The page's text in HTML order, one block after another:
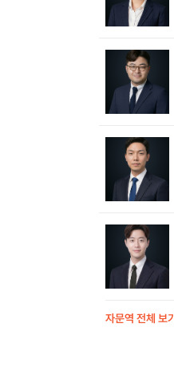
자문역 전체 보기